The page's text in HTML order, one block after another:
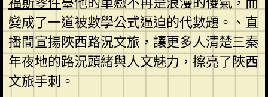
變成了一道被數學公式逼迫的代數題。、直
播間宣揚陜西路況文旅，讓更多人清楚三秦
年夜地的路況頭緒與人文魅力，擦亮了陜西
文旅手刺。